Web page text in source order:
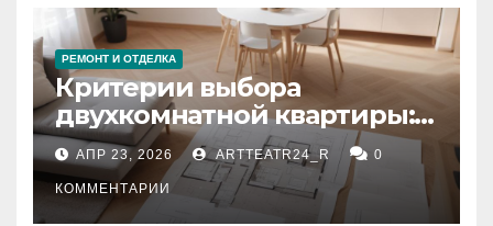
РЕМОНТ И ОТДЕЛКА
Критерии выбора
двухкомнатной квартиры:
планировка, площадь,
состояние и документация
АПР 23, 2026 ARTTEATR24_R 0
КОММЕНТАРИИ